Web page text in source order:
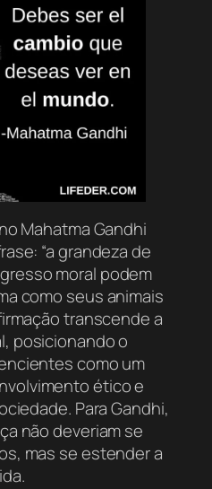
Mahatma Gandhi
“a grandeza de
moral podem
como seus animais
transcende a
posicionando o
como um
ético e
Para Gandhi,
não deveriam se
mas se estender a